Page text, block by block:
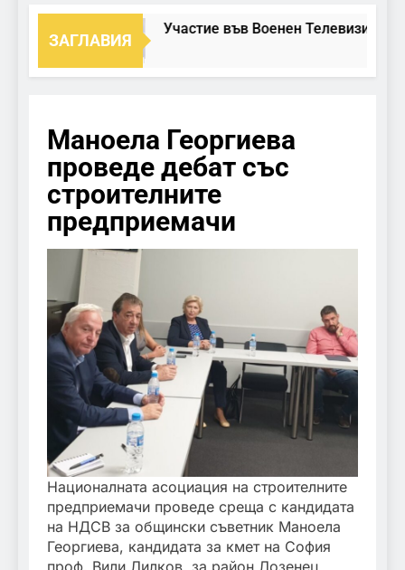
ЗАГЛАВИЯ
Участие във Военен Телевизионен
Маноела Георгиева
проведе дебат със
строителните
предприемачи
Националната асоциация на строителните
предприемачи проведе среща с кандидата
на НДСВ за общински съветник Маноела
Георгиева, кандидата за кмет на София